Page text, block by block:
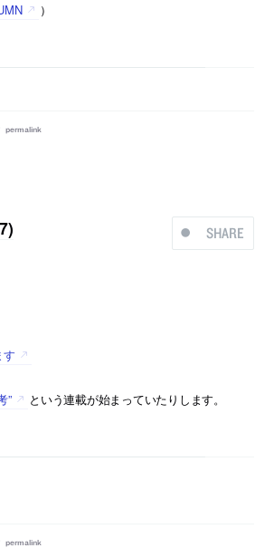
）
permalink
SHARE
す
” という連載が始まっていたりします。
permalink